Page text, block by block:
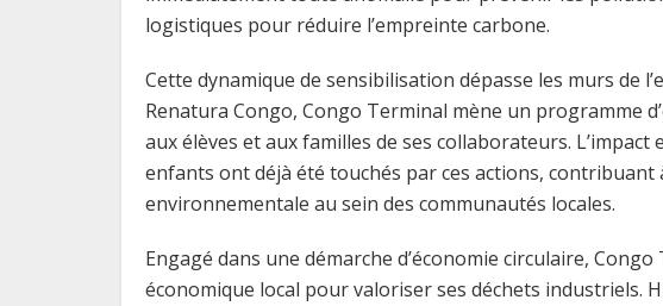
logistiques pour réduire l’empreinte carbone.
Cette dynamique de sensibilisation dépasse les murs de
Renatura Congo, Congo Terminal mène un programme
aux élèves et aux familles de ses collaborateurs. L’impact
enfants ont déjà été touchés par ces actions,
environnementale au sein des communautés locales.
Engagé dans une démarche d’économie circulaire,
économique local pour valoriser ses déchets industriels.